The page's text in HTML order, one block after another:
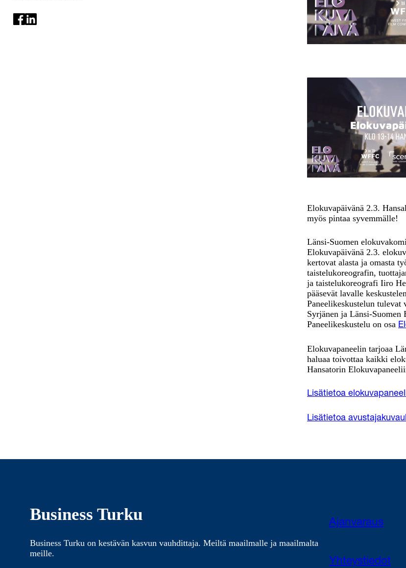
Elokuvapäivänä 2.3.
myös pintaa syvemmälle!
Länsi-Suomen
Elokuvapäivänä 2.3.
kertovat alasta ja omasta
taistelukoreografin,
ja taistelukoreografi Iiro
pääsevät lavalle
Paneelikeskustelun tulevat
Syrjänen ja Länsi-Suomen
Paneelikeskustelu on osa
Elokuvapaneelin tarjoaa
haluaa toivottaa kaikki
Hansatorin
Lisätietoa
Lisätietoa
Business Turku
Business Turku on kestävän kasvun vauhdittaja. Meiltä maailmalle ja maailmalta
meille.
Ajanvaraus
Yhteystiedot